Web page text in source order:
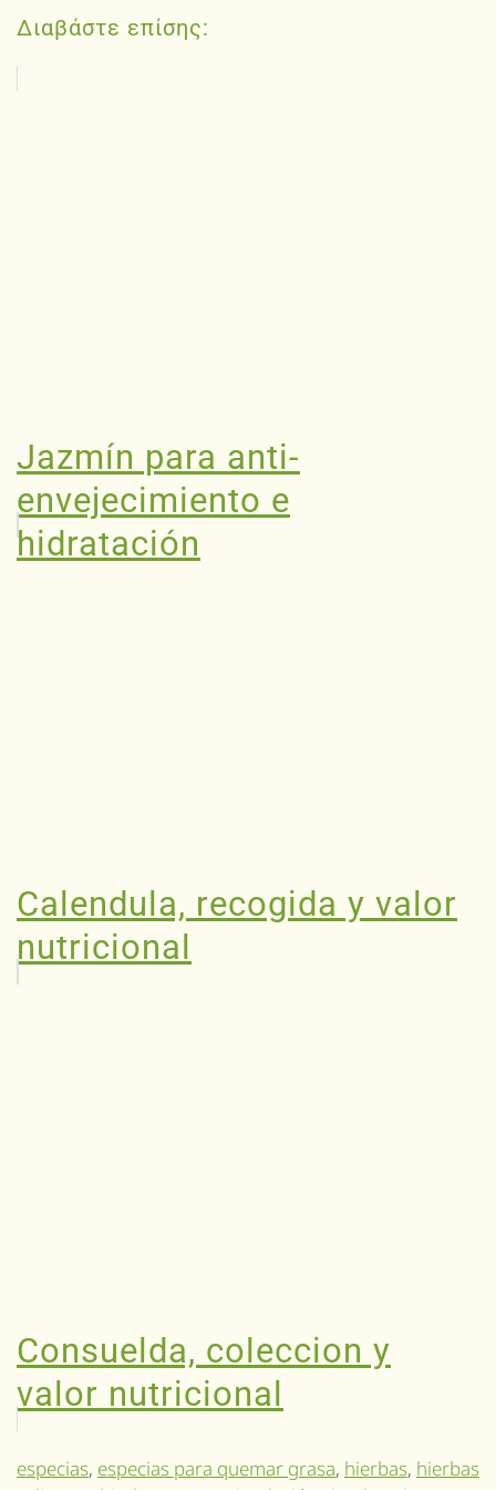
Διαβάστε επίσης:
Jazmín para anti-
envejecimiento e
hidratación
Calendula, recogida y valor
nutricional
Consuelda, coleccion y
valor nutricional
especias, especias para quemar grasa, hierbas, hierbas